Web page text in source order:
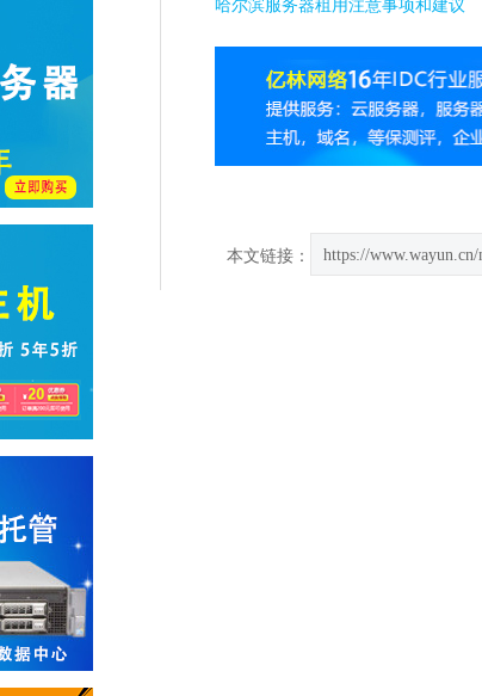
哈尔滨服务器租用注意事项和建议
本文链接： https://www.wayun.cn/